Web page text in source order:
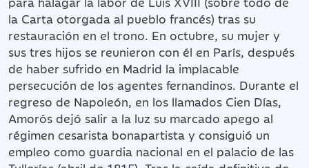
la Carta otorgada al pueblo francés) tras su
restauración en el trono. En octubre, su mujer y
sus tres hijos se reunieron con él en París, después
de haber sufrido en Madrid la implacable
persecución de los agentes fernandinos. Durante el
regreso de Napoleón, en los llamados Cien Días,
Amorós dejó salir a la luz su marcado apego al
régimen cesarista bonapartista y consiguió un
empleo como guardia nacional en el palacio de las